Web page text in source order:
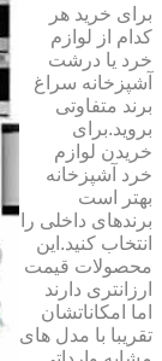
برای خرید هر
کدام از لوازم
خرد یا درشت
آشپزخانه سراغ
برند متفاوتی
بروید.برای
خریدن لوازم
خرد آشپزخانه
بهتر است
برندهای داخلی را
انتخاب کنید.این
محصولات قیمت
ارزانتری دارند
اما امکاناتشان
تقریبا با مدل های